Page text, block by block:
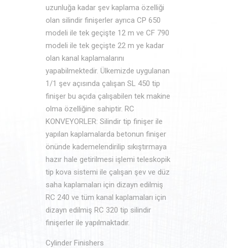
uzunluğa kadar şev kaplama özelliği
olan silindir finişerler ayrıca CP 650
modeli ile tek geçişte 12 m ve CF 790
modeli ile tek geçişte 22 m ye kadar
olan kanal kaplamalarını
yapabilmektedir. Ülkemizde uygulanan
1/1 şev açısında çalışan SL 450 tip
finişer bu açıda çalışabilen tek makine
olma özelliğine sahiptir. RC
KONVEYORLER: Silindir tip finişer ile
yapılan kaplamalarda betonun finişer
önünde kademelendirilip sıkıştırmaya
hazır hale getirilmesi işlemi teleskopik
tip kova sistemi ile çalışan şev ve düz
saha kaplamaları için dizayn edilmiş
RC 240 ve tüm kanal kaplamaları için
dizayn edilmiş RC 320 tip silindir
finişerler ile yapılmaktadır.
Cylinder Finishers